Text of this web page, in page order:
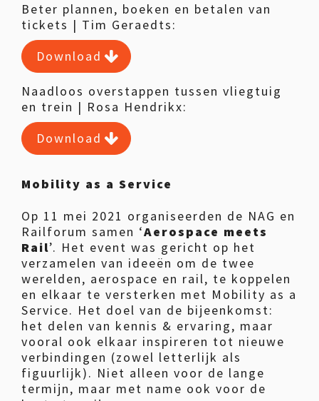
Beter plannen, boeken en betalen van
tickets | Tim Geraedts:
Download
Naadloos overstappen tussen vliegtuig
en trein | Rosa Hendrikx:
Download
Mobility as a Service
Op 11 mei 2021 organiseerden de NAG en
Railforum samen ‘Aerospace meets
Rail’. Het event was gericht op het
verzamelen van ideeën om de twee
werelden, aerospace en rail, te koppelen
en elkaar te versterken met Mobility as a
Service. Het doel van de bijeenkomst:
het delen van kennis & ervaring, maar
vooral ook elkaar inspireren tot nieuwe
verbindingen (zowel letterlijk als
figuurlijk). Niet alleen voor de lange
termijn, maar met name ook voor de